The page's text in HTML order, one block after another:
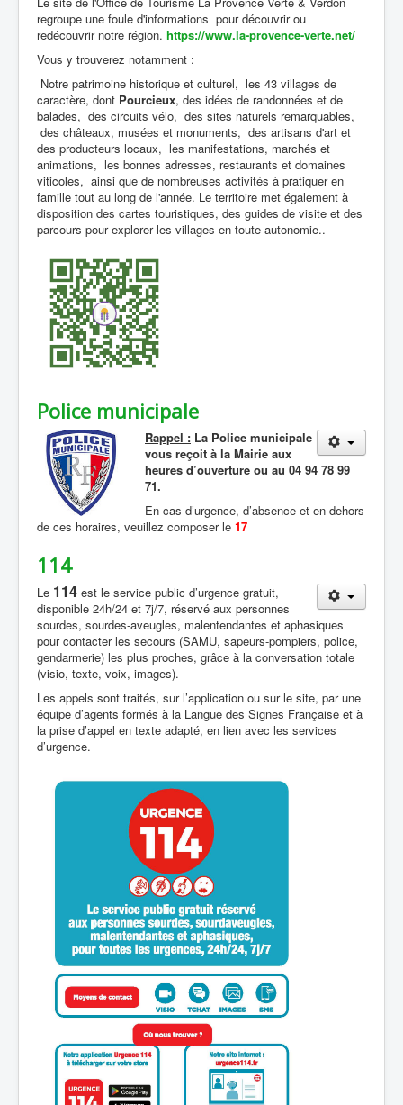
regroupe une foule d'informations pour découvrir ou
redécouvrir notre région. https://www.la-provence-verte.net/
Vous y trouverez notamment :
Notre patrimoine historique et culturel, les 43 villages de
caractère, dont Pourcieux, des idées de randonnées et de
balades, des circuits vélo, des sites naturels remarquables,
des châteaux, musées et monuments, des artisans d'art et
des producteurs locaux, les manifestations, marchés et
animations, les bonnes adresses, restaurants et domaines
viticoles, ainsi que de nombreuses activités à pratiquer en
famille tout au long de l'année. Le territoire met également à
disposition des cartes touristiques, des guides de visite et des
parcours pour explorer les villages en toute autonomie..
Police municipale
Rappel : La Police municipale
vous reçoit à la Mairie aux
heures d’ouverture ou au 04 94 78 99
71.
En cas d’urgence, d’absence et en dehors
de ces horaires, veuillez composer le 17
114
Le 114 est le service public d’urgence gratuit,
disponible 24h/24 et 7j/7, réservé aux personnes
sourdes, sourdes-aveugles, malentendantes et aphasiques
pour contacter les secours (SAMU, sapeurs-pompiers, police,
gendarmerie) les plus proches, grâce à la conversation totale
(visio, texte, voix, images).
Les appels sont traités, sur l’application ou sur le site, par une
équipe d’agents formés à la Langue des Signes Française et à
la prise d’appel en texte adapté, en lien avec les services
d’urgence.